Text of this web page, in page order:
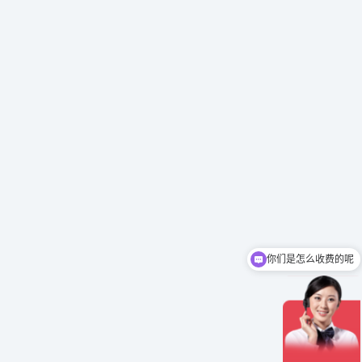
你们是怎么收费的呢